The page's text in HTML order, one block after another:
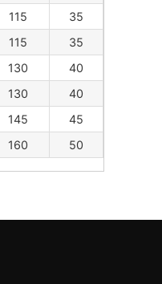
115
35
115
35
130
40
130
40
145
45
160 50